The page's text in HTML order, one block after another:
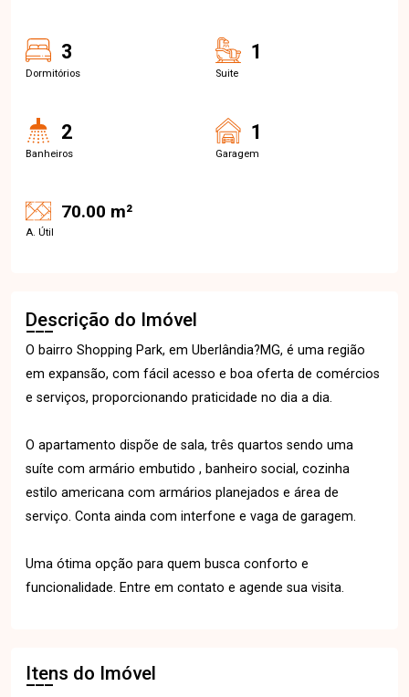
3
Dormitórios
1
Suite
2
Banheiros
1
Garagem
70.00 m²
A. Útil
Descrição do Imóvel
O bairro Shopping Park, em Uberlândia?MG, é uma região
em expansão, com fácil acesso e boa oferta de comércios
e serviços, proporcionando praticidade no dia a dia.
O apartamento dispõe de sala, três quartos sendo uma
suíte com armário embutido , banheiro social, cozinha
estilo americana com armários planejados e área de
serviço. Conta ainda com interfone e vaga de garagem.
Uma ótima opção para quem busca conforto e
funcionalidade. Entre em contato e agende sua visita.
Itens do Imóvel